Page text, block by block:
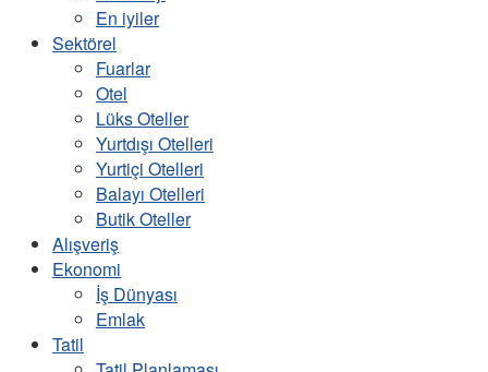
En iyiler
Sektörel
Fuarlar
Otel
Lüks Oteller
Yurtdışı Otelleri
Yurtiçi Otelleri
Balayı Otelleri
Butik Oteller
Alışveriş
Ekonomi
İş Dünyası
Emlak
Tatil